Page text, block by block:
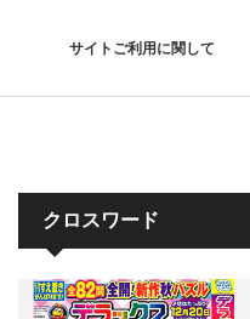
サイトご利用に関して
クロスワード